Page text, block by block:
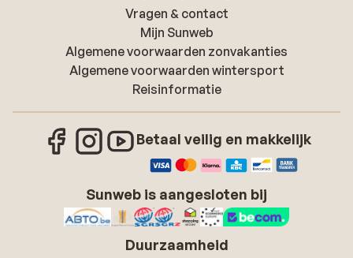
Vragen & contact
Mijn Sunweb
Algemene voorwaarden zonvakanties
Algemene voorwaarden wintersport
Reisinformatie
Betaal veilig en makkelijk
Sunweb is aangesloten bij
Duurzaamheid